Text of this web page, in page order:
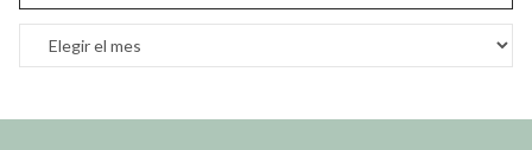
Archivos